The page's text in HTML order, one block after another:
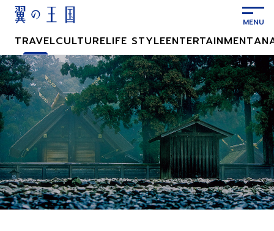
ン
テ
ン
ツ
に
ス
キ
ッ
プ
TRAVELCULTURELIFE STYLEENTERTAINMENT